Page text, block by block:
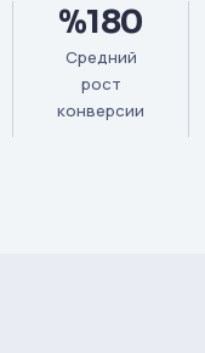
%180
Средний
рост
конверсии